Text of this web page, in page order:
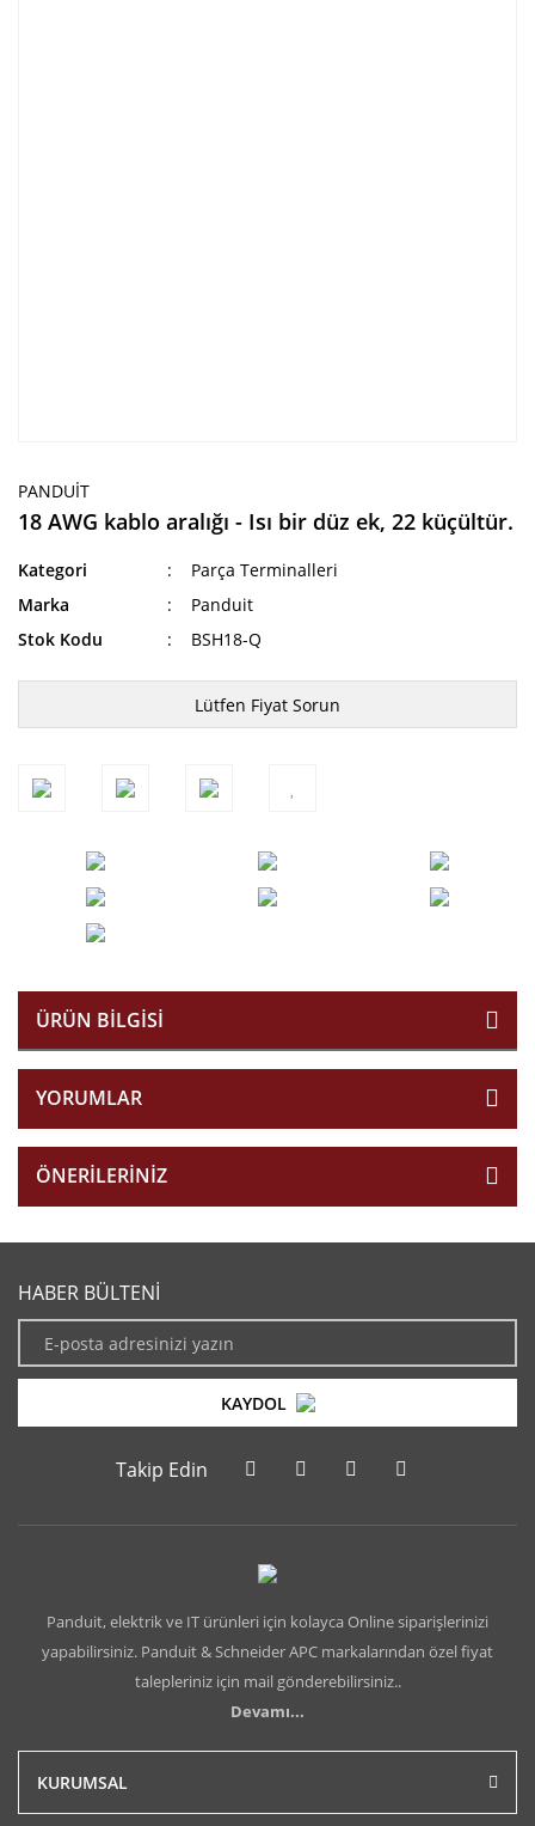
PANDUIT
18 AWG kablo aralığı - Isı bir düz ek, 22 küçültür.
Kategori
Parça Terminalleri
Marka
Panduit
Stok Kodu
BSH18-Q
Lütfen Fiyat Sorun
ÜRÜN BILGISI
YORUMLAR
ÖNERILERINIZ
HABER BÜLTENİ
KAYDOL
Takip Edin
Panduit, elektrik ve IT ürünleri için kolayca Online siparişlerinizi
yapabilirsiniz. Panduit & Schneider APC markalarından özel fiyat
talepleriniz için mail gönderebilirsiniz..
Devamı...
KURUMSAL